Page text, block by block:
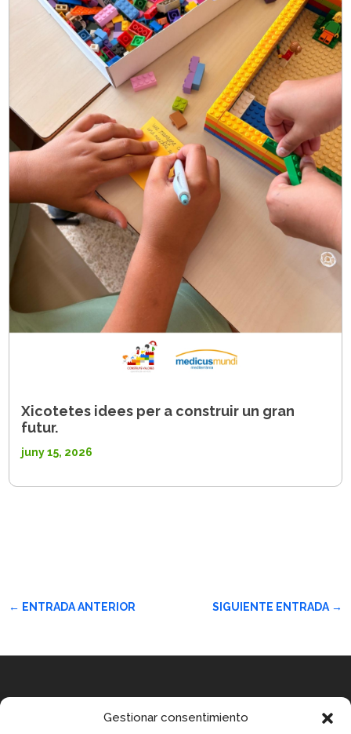
Gestionar consentimiento
Xicotetes idees per a construir un gran
futur.
juny 15, 2026
← ENTRADA ANTERIOR SIGUIENTE ENTRADA→